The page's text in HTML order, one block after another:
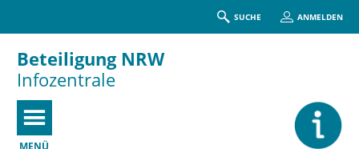
SUCHE ANMELDEN
Beteiligung NRW
Infozentrale
MENÜ